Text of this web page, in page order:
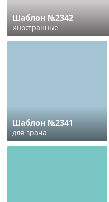
Шаблон №2342
иностранные
Шаблон №2341
для врача